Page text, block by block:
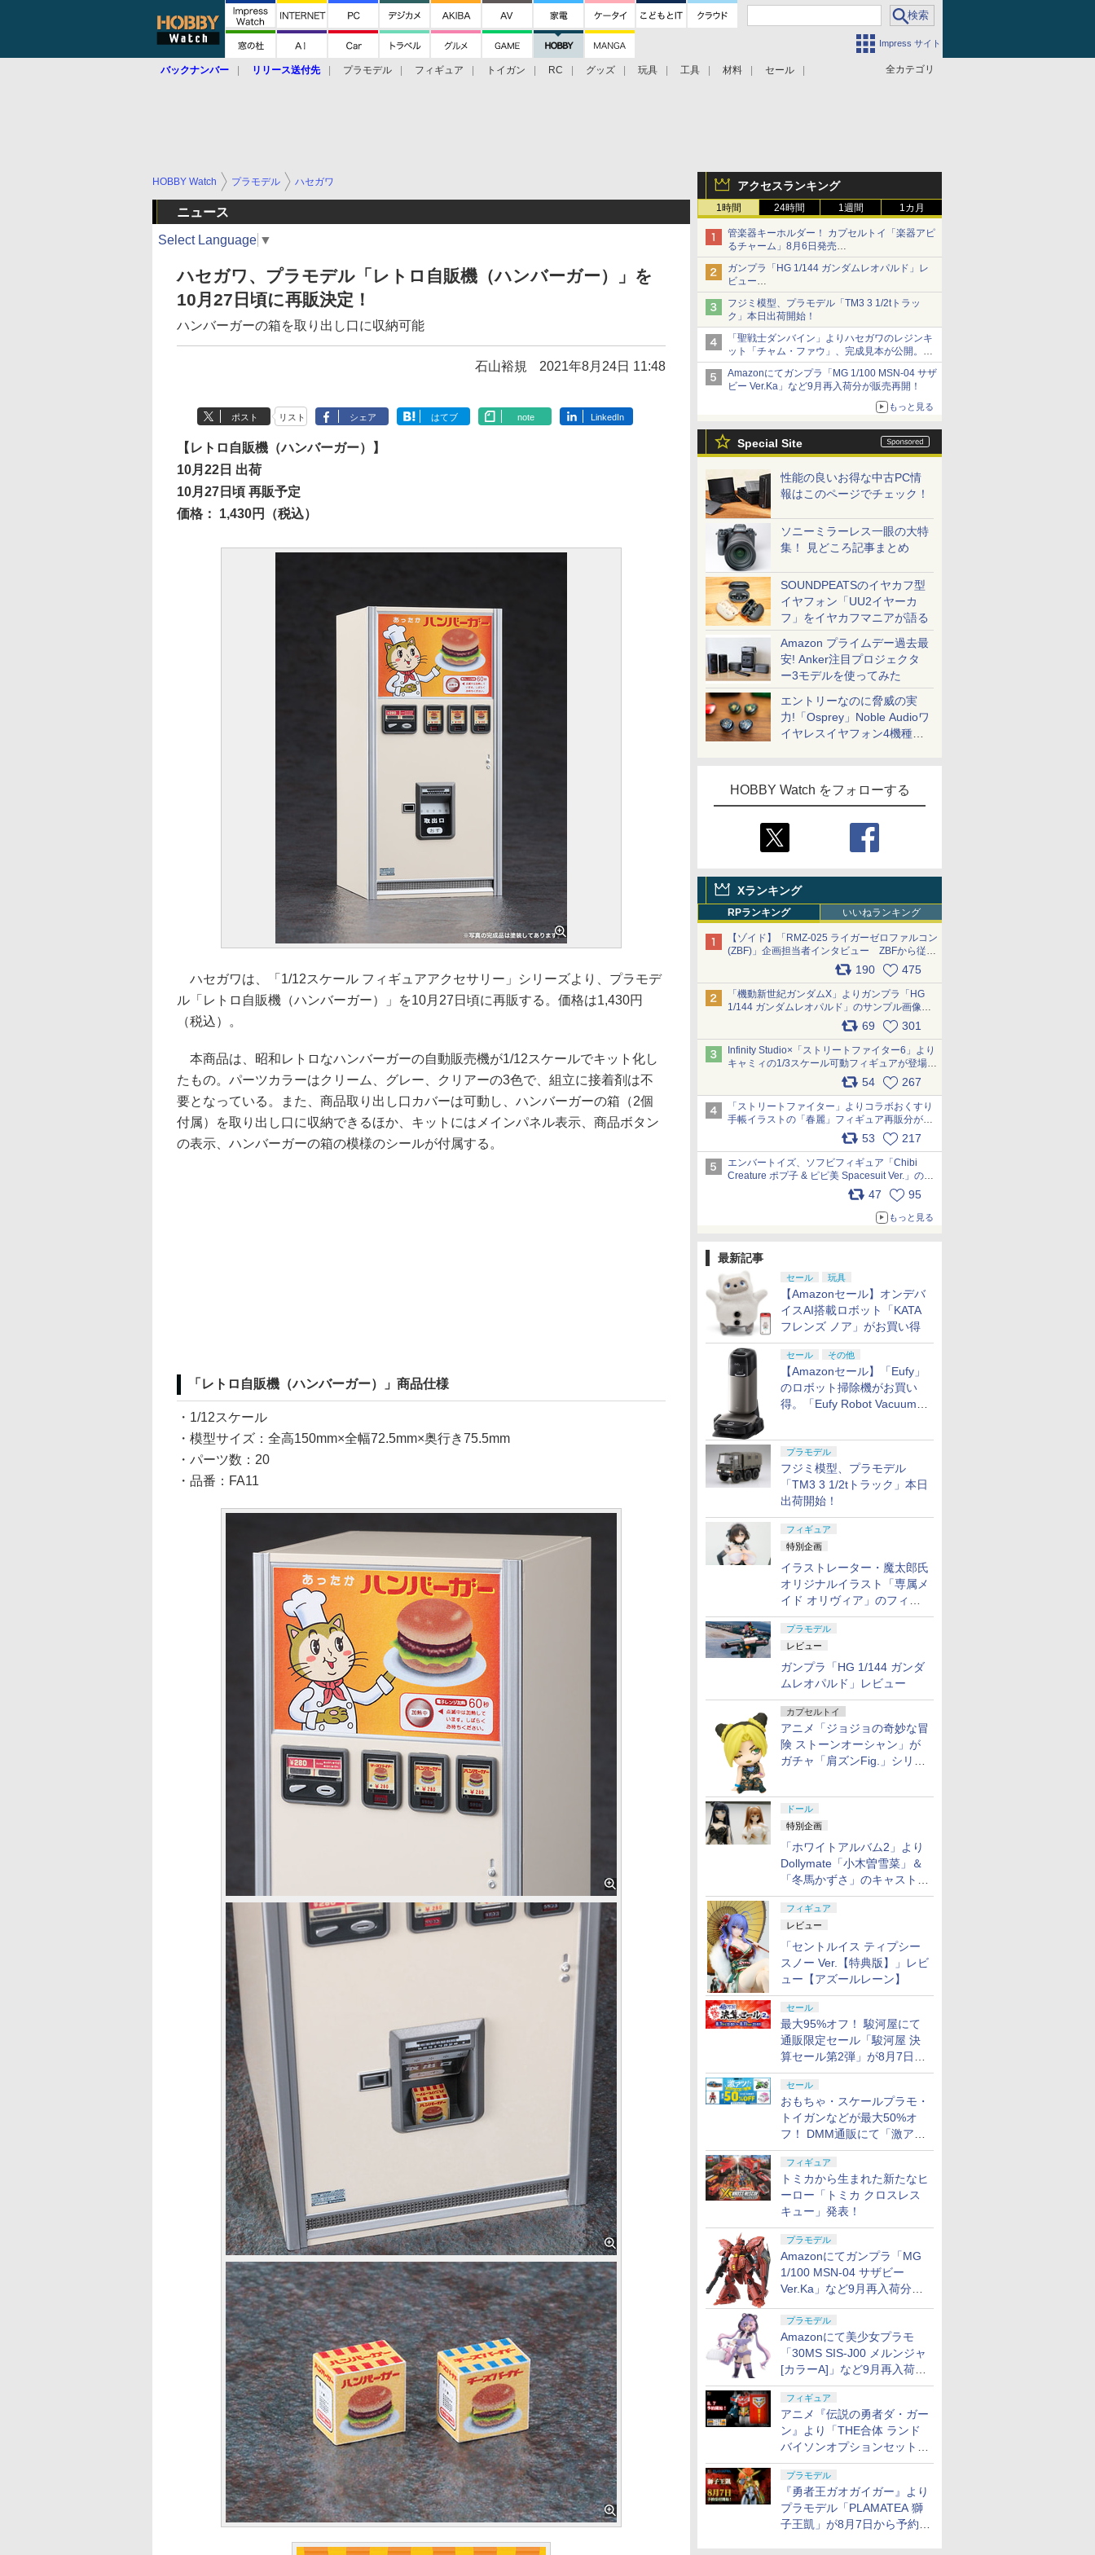
Impress サイト
全カテゴリ
バックナンバー リリース送付先 プラモデル フィギュア トイガン RC グッズ 玩具 工具 材料 セール
アクセスランキング
1時間 24時間 1週間 1カ月
管楽器キーホルダー！ カプセルトイ「楽器アピ
るチャーム」8月6日発売
チューバ、テナサクなど5種各3色
ガンプラ「HG 1/144 ガンダムレオパルド」レ
ビュー
『機動新世紀ガンダムX』30周年！インナーア
ームガトリングの変形機構まで再現し最新フォ
ーマットでキット化！
フジミ模型、プラモデル「TM3 3 1/2tトラッ
ク」本日出荷開始！
「聖戦士ダンバイン」よりハセガワのレジンキ
ット「チャム・ファウ」、完成見本が公開。9
月3日頃発売予定
Amazonにてガンプラ「MG 1/100 MSN-04 サザ
ビー Ver.Ka」など9月再入荷分が販売再開！
もっと見る
Special Site
性能の良いお得な中古PC情
報はこのページでチェック！
ソニーミラーレス一眼の大特
集！ 見どころ記事まとめ
SOUNDPEATSのイヤカフ型
イヤフォン「UU2イヤーカ
フ」をイヤカフマニアが語る
Amazon プライムデー過去最
安! Anker注目プロジェクタ
ー3モデルを使ってみた
エントリーなのに脅威の実
力!「Osprey」Noble Audioワ
イヤレスイヤフォン4機種を
HOBBY Watch をフォローする
Xランキング
RPランキング いいねランキング
【ゾイド】「RMZ-025 ライガーゼロファルコン
(ZBF)」企画担当者インタビュー ZBFから従来
デザインまで再現可能なボリューム満点のキッ
ト pic.x.com/6zOqQAQKkX
190 475
「機動新世紀ガンダムX」よりガンプラ「HG
1/144 ガンダムレオパルド」のサンプル画像が
69 301
Infinity Studio×「ストリートファイター6」より
キャミィの1/3スケール可動フィギュアが登場
54 267
「ストリートファイター」よりコラボおくすり
手帳イラストの「春麗」フィギュア再販分が本
日出荷開始 pic.x.com/toUc1MHr41
53 217
エンバートイズ、ソフビフィギュア「Chibi
Creature ポプ子 & ピピ美 Spacesuit Ver.」の発
売中止を発表 pic.x.com/Ri45iFeYjn
47 95
もっと見る
最新記事
セール 玩具
【Amazonセール】オンデバ
イスAI搭載ロボット「KATA
フレンズ ノア」がお買い得
セール その他
【Amazonセール】「Eufy」
のロボット掃除機がお買い
得。「Eufy Robot Vacuum
プラモデル
フジミ模型、プラモデル
「TM3 3 1/2tトラック」本日
出荷開始！
フィギュア
特別企画
イラストレーター・魔太郎氏
オリジナルイラスト「専属メ
イド オリヴィア」のフィギ
ュア彩色原型が東京フィギュ
アギャラリーにて展示中
プラモデル
レビュー
ガンプラ「HG 1/144 ガンダ
ムレオパルド」レビュー
カプセルトイ
アニメ「ジョジョの奇妙な冒
険 ストーンオーシャン」が
ガチャ「肩ズンFig.」シリー
ドール
特別企画
「ホワイトアルバム2」より
Dollymate「小木曽雪菜」＆
「冬馬かずさ」のキャストド
ール実物見本が東京フィギュ
アギャラリーにて展示中
フィギュア
レビュー
「セントルイス ティプシー
スノー Ver.【特典版】」レビ
ュー【アズールレーン】
セール
最大95%オフ！ 駿河屋にて
通販限定セール「駿河屋 決
算セール第2弾」が8月7日12
時より開催
セール
おもちゃ・スケールプラモ・
トイガンなどが最大50%オ
フ！ DMM通販にて「激ア
ツ！おもちゃ・ホビー夏セー
ル」が開催
フィギュア
トミカから生まれた新たなヒ
ーロー「トミカ クロスレス
キュー」発表！
プラモデル
Amazonにてガンプラ「MG
1/100 MSN-04 サザビー
Ver.Ka」など9月再入荷分が
プラモデル
Amazonにて美少女プラモ
「30MS SIS-J00 メルンジャ
[カラーA]」など9月再入荷分
が販売再開！
フィギュア
アニメ『伝説の勇者ダ・ガー
ン』より「THE合体 ランド
バイソンオプションセット」
が8月7日から予約受付開始！
プラモデル
『勇者王ガオガイガー』より
プラモデル「PLAMATEA 獅
子王凱」が8月7日から予約受
HOBBY Watch プラモデル ハセガワ
ニュース
Select Language ▼
ハセガワ、プラモデル「レトロ自販機（ハンバーガー）」を
10月27日頃に再販決定！
ハンバーガーの箱を取り出し口に収納可能
石山裕規 2021年8月24日 11:48
ポスト リスト シェア はてブ note LinkedIn
【レトロ自販機（ハンバーガー）】
10月22日 出荷
10月27日頃 再販予定
価格： 1,430円（税込）
ハセガワは、「1/12スケール フィギュアアクセサリー」シリーズより、プラモデ
ル「レトロ自販機（ハンバーガー）」を10月27日頃に再販する。価格は1,430円
（税込）。
本商品は、昭和レトロなハンバーガーの自動販売機が1/12スケールでキット化し
たもの。パーツカラーはクリーム、グレー、クリアーの3色で、組立に接着剤は不
要となっている。また、商品取り出し口カバーは可動し、ハンバーガーの箱（2個
付属）を取り出し口に収納できるほか、キットにはメインパネル表示、商品ボタン
の表示、ハンバーガーの箱の模様のシールが付属する。
「レトロ自販機（ハンバーガー）」商品仕様
・1/12スケール
・模型サイズ：全高150mm×全幅72.5mm×奥行き75.5mm
・パーツ数：20
・品番：FA11